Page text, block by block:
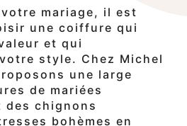
mariage, il est
une coiffure qui
et qui
style. Chez Michel
une large
de mariées
des chignons
bohèmes en